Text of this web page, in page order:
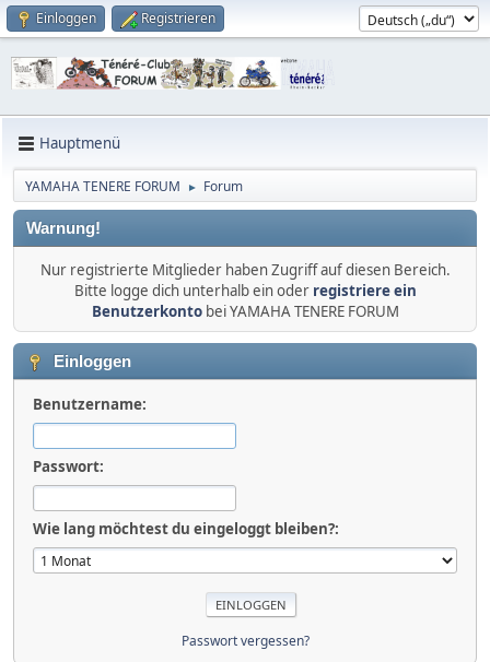
Einloggen Registrieren
Hauptmenü
YAMAHA TENERE FORUM ► Forum
Warnung!
Nur registrierte Mitglieder haben Zugriff auf diesen Bereich.
Bitte logge dich unterhalb ein oder registriere ein
Benutzerkontobei YAMAHA TENERE FORUM
Einloggen
Benutzername:
Passwort:
Wie lang möchtest du eingeloggt bleiben?:
Passwort vergessen?